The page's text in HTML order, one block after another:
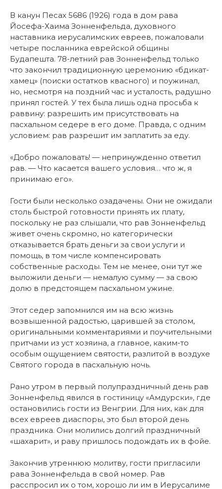
В канун Песах 5686 (1926) года в дом рава
Йосефа-Хаима Зонненфельда, духовного
наставника иерусалимских евреев, пожаловали
четыре посланника еврейской общины
Будапешта. 78-летний рав Зонненфельд только
что закончил традиционную церемонию «бдикат-
хамец» (поиски остатков квасного) и поужинал,
но, несмотря на поздний час и усталость, радушно
принял гостей. У тех была лишь одна просьба к
раввину: разрешить им присутствовать на
пасхальном седере в его доме. Правда, с одним
условием: рав разрешит им заплатить за еду.
«Добро пожаловать! — непринужденно ответил
рав. — Что касается вашего условия… что ж, я
принимаю его».
Гости были несколько озадачены. Они не ожидали
столь быстрой готовности принять их плату,
поскольку не раз слышали, что рав Зонненфельд
живет очень скромно, но категорически
отказывается брать деньги за свои услуги и
помощь, в том числе компенсировать
собственные расходы. Тем не менее, они тут же
выложили деньги — немалую сумму — за свою
долю в предстоящем пасхальном ужине.
Этот седер запомнился им на всю жизнь
возвышенной радостью, царившей за столом,
оригинальными комментариями и поучительными
притчами из уст хозяина, а главное, каким-то
особым ощущением святости, разлитой в воздухе
Святого города в пасхальную ночь.
Рано утром в первый полупраздничный день рав
Зонненфельд явился в гостиницу «Амдурски», где
остановились гости из Венгрии. Для них, как для
всех евреев диаспоры, это был второй день
праздника. Они молились долгий праздничный
«шахарит», и раву пришлось подождать их в фойе.
Закончив утреннюю молитву, гости пригласили
рава Зонненфельда в свой номер. Рав
расспросил их о том, хорошо ли им в Иерусалиме